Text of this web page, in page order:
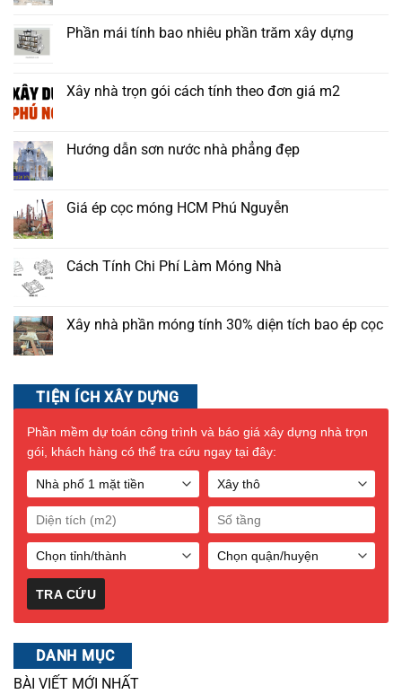
Phần mái tính bao nhiêu phần trăm xây dựng
Xây nhà trọn gói cách tính theo đơn giá m2
Hướng dẫn sơn nước nhà phẳng đẹp
Giá ép cọc móng HCM Phú Nguyễn
Cách Tính Chi Phí Làm Móng Nhà
Xây nhà phần móng tính 30% diện tích bao ép cọc
TIỆN ÍCH XÂY DỰNG
Phần mềm dự toán công trình và báo giá xây dựng nhà trọn
gói, khách hàng có thể tra cứu ngay tại đây:
DANH MỤC
BÀI VIẾT MỚI NHẤT